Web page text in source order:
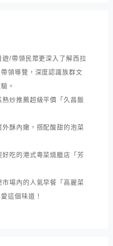
/帶領民眾更深入了解西拉
領導覽，深度認識族群文
。
炒推薦超級平價「久昌飯
酥內嫩，搭配酸甜的泡菜
吃的港式粵菜燒臘店「芳
場內的人氣早餐「高麗菜
這個味道！